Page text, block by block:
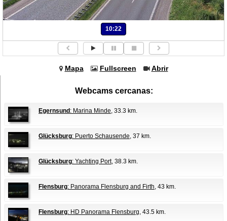
10:22
Mapa Fullscreen Abrir
Webcams cercanas:
Egernsund : Marina Minde, 33.3 km.
Glücksburg: Puerto Schausende, 37 km.
Glücksburg: Yachting Port, 38.3 km.
Flensburg: Panorama Flensburg and Firth, 43 km.
Flensburg: HD Panorama Flensburg, 43.5 km.